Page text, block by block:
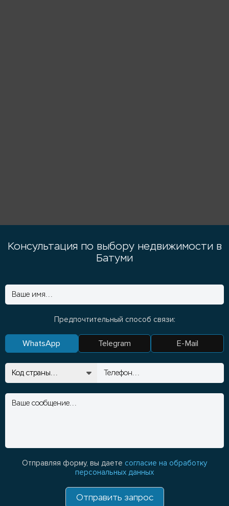
Консультация по выбору недвижимости в
Батуми
Предпочтительный способ связи:
WhatsApp Telegram E-Mail
Отправляя форму, вы даете согласие на обработку
персональных данных
Отправить запрос